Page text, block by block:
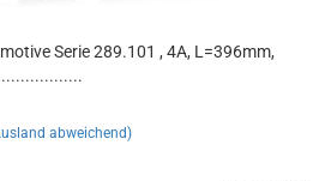
Serie 289.101 , 4A, L=396mm,
abweichend)